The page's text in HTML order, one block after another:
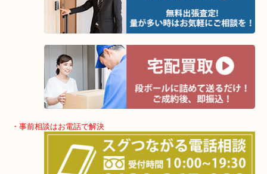
富田林市・堺市東区・和泉市
岸和田市・泉大津市・高石市
・当店の特徴
アクロスモールにある店舗なのでお買い物の最中にも立ち寄りしや
ショッピングモールに店舗があるので無料駐車場も完備！
土日祝日休まず年中無休で営業中！※年末年始を除く
全国280カ所で展開しているのでスケールメリットで高額査定！
貴金属などのほかにも絵画や骨董品・家電なども幅広くお買取りを